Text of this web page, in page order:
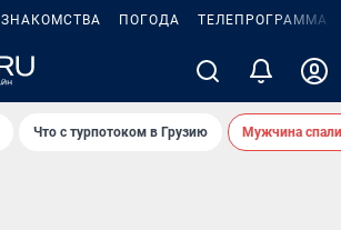
ЗНАКОМСТВА ПОГОДА ТЕЛЕПРОГРАММА
Что с турпотоком в Грузию Мужчина